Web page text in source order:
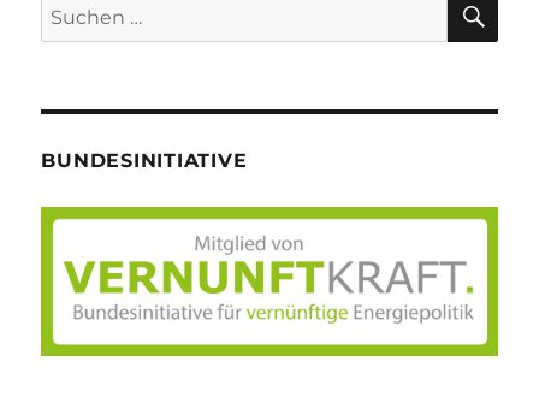
Suche
nach:
BUNDESINITIATIVE